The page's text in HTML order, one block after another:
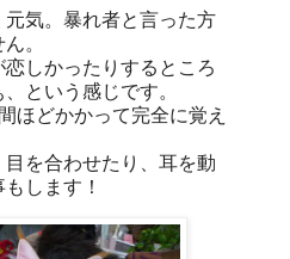
気。暴れ者と言った方
。
しかったりするところ
という感じです。
ほどかかって完全に覚え
を合わせたり、耳を動
します！